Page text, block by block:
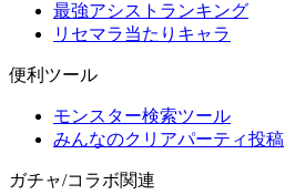
最強アシストランキング
リセマラ当たりキャラ
便利ツール
モンスター検索ツール
みんなのクリアパーティ投稿
ガチャ/コラボ関連